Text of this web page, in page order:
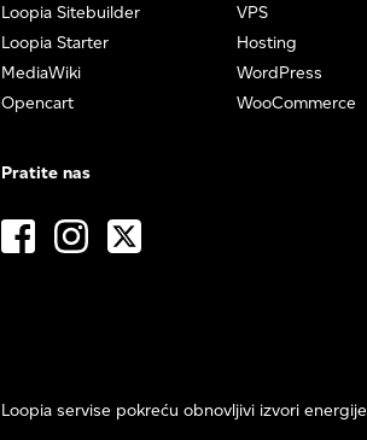
Loopia Sitebuilder
Loopia Starter
MediaWiki
Opencart
VPS
Hosting
WordPress
WooCommerce
Pratite nas
Loopia servise pokreću obnovljivi izvori energije